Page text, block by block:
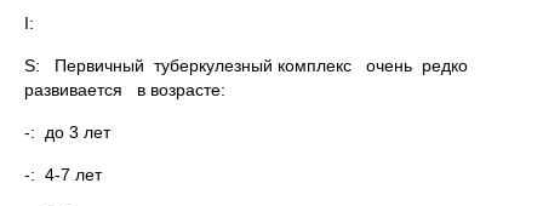
I:
S: Первичный туберкулезный комплекс очень редко
развивается в возрасте:
-: до 3 лет
-: 4-7 лет